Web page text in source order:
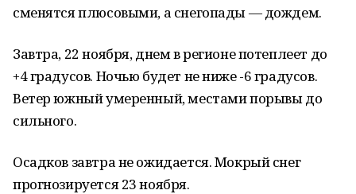
сменятся плюсовыми, а снегопады — дождем.
Завтра, 22 ноября, днем в регионе потеплеет до
+4 градусов. Ночью будет не ниже -6 градусов.
Ветер южный умеренный, местами порывы до
сильного.
Осадков завтра не ожидается. Мокрый снег
прогнозируется 23 ноября.